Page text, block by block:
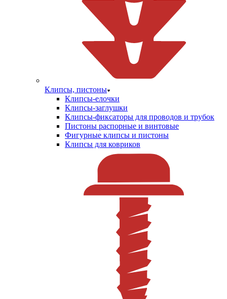
Клипсы, пистоны
Клипсы-елочки
Клипсы-заглушки
Клипсы-фиксаторы для проводов и трубок
Пистоны распорные и винтовые
Фигурные клипсы и пистоны
Клипсы для ковриков